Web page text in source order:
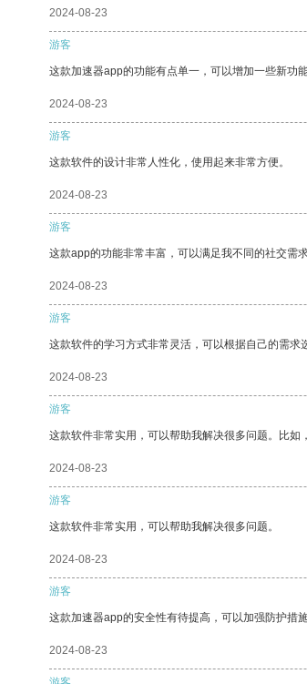
2024-08-23
游客
这款加速器app的功能有点单一，可以增加一些新功
2024-08-23
游客
这款软件的设计非常人性化，使用起来非常方便。
2024-08-23
游客
这款app的功能非常丰富，可以满足我不同的社交需求
2024-08-23
游客
这款软件的学习方式非常灵活，可以根据自己的需求
2024-08-23
游客
这款软件非常实用，可以帮助我解决很多问题。比如
2024-08-23
游客
这款软件非常实用，可以帮助我解决很多问题。
2024-08-23
游客
这款加速器app的安全性有待提高，可以加强防护措
2024-08-23